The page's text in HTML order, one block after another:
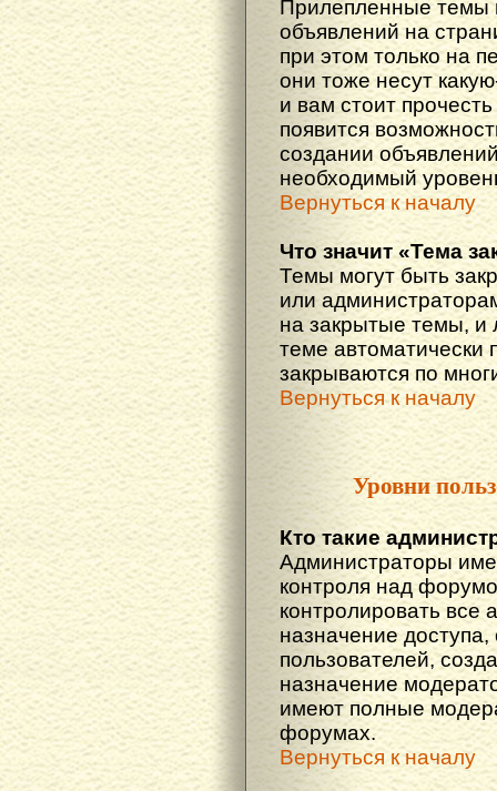
Прилепленные темы
объявлений на
при этом только на
они тоже несут
и вам стоит
появится
создании
необходимый
Вернуться к началу
Что значит «Тема
Темы могут быть
или
на закрытые темы, и
теме автоматически
закрываются по
Вернуться к началу
Уровни
Кто такие
Администраторы
контроля над
контролировать все
назначение
пользователей,
назначение
имеют полные
форумах.
Вернуться к началу